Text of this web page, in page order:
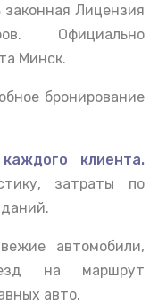
законная Лицензия
Официально
Минск.
бронирование
каждого клиента.
затраты по
автомобили,
на маршрут
авто.